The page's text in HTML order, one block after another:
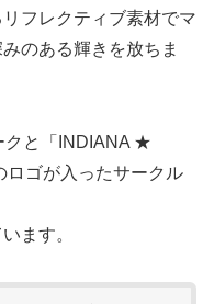
フレクティブ素材でマ
のある輝きを放ちま
クと「INDIANA ★
ロゴが入ったサークル
ます。